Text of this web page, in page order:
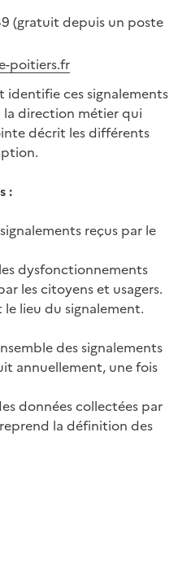
(gratuit depuis un poste
poitiers.fr
identifie ces signalements
la direction métier qui
décrit les différents
:
reçus par le
dysfonctionnements
les citoyens et usagers.
le lieu du signalement.
des signalements
annuellement, une fois
données collectées par
la définition des